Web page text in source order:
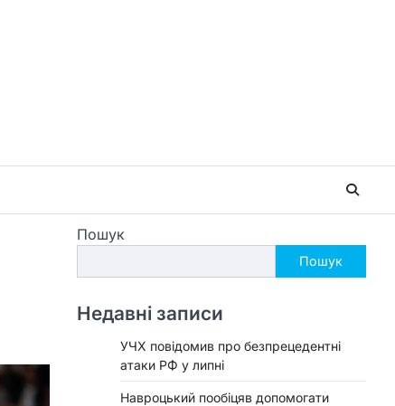
Пошук
Пошук
Недавні записи
УЧХ повідомив про безпрецедентні
атаки РФ у липні
Навроцький пообіцяв допомогати